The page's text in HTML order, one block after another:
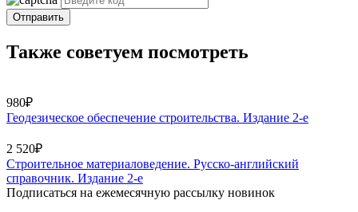
Отправить
Также советуем посмотреть
980₽
Геодезическое обеспечение строительства. Издание 2-е
2 520₽
Строительное материаловедение. Русско-английский
справочник. Издание 2-е
Подписаться на ежемесячную рассылку новинок